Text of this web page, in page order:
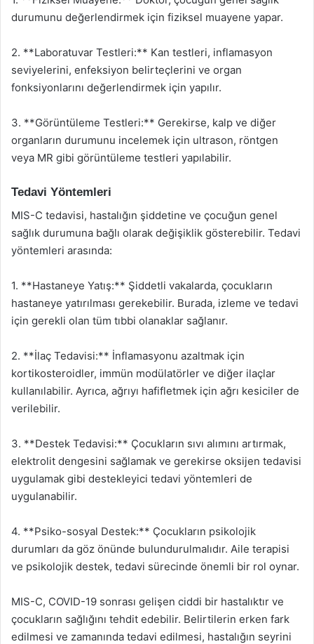
durumunu değerlendirmek için fiziksel muayene yapar.
2. **Laboratuvar Testleri:** Kan testleri, inflamasyon
seviyelerini, enfeksiyon belirteçlerini ve organ
fonksiyonlarını değerlendirmek için yapılır.
3. **Görüntüleme Testleri:** Gerekirse, kalp ve diğer
organların durumunu incelemek için ultrason, röntgen
veya MR gibi görüntüleme testleri yapılabilir.
Tedavi Yöntemleri
MIS-C tedavisi, hastalığın şiddetine ve çocuğun genel
sağlık durumuna bağlı olarak değişiklik gösterebilir. Tedavi
yöntemleri arasında:
1. **Hastaneye Yatış:** Şiddetli vakalarda, çocukların
hastaneye yatırılması gerekebilir. Burada, izleme ve tedavi
için gerekli olan tüm tıbbi olanaklar sağlanır.
2. **İlaç Tedavisi:** İnflamasyonu azaltmak için
kortikosteroidler, immün modülatörler ve diğer ilaçlar
kullanılabilir. Ayrıca, ağrıyı hafifletmek için ağrı kesiciler de
verilebilir.
3. **Destek Tedavisi:** Çocukların sıvı alımını artırmak,
elektrolit dengesini sağlamak ve gerekirse oksijen tedavisi
uygulamak gibi destekleyici tedavi yöntemleri de
uygulanabilir.
4. **Psiko-sosyal Destek:** Çocukların psikolojik
durumları da göz önünde bulundurulmalıdır. Aile terapisi
ve psikolojik destek, tedavi sürecinde önemli bir rol oynar.
MIS-C, COVID-19 sonrası gelişen ciddi bir hastalıktır ve
çocukların sağlığını tehdit edebilir. Belirtilerin erken fark
edilmesi ve zamanında tedavi edilmesi, hastalığın seyrini